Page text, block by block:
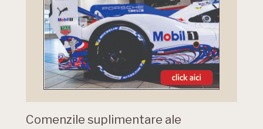
Comenzile suplimentare ale